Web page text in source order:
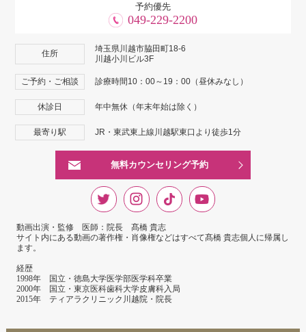
予約優先
049-229-2200
住所
埼玉県川越市脇田町18-6
川越小川ビル3F
ご予約・ご相談 診療時間10：00～19：00（昼休みなし）
休診日 年中無休（年末年始は除く）
最寄り駅 JR・東武東上線川越駅東口より徒歩1分
無料カウンセリング予約
動画出演・監修 医師：院長 髙橋 貴志
サイト内にある動画の著作権・肖像権などはすべて髙橋 貴志個人に帰属し
ます。
経歴
1998年 国立・徳島大学医学部医学科卒業
2000年 国立・東京医科歯科大学皮膚科入局
2015年 ティアラクリニック川越院・院長